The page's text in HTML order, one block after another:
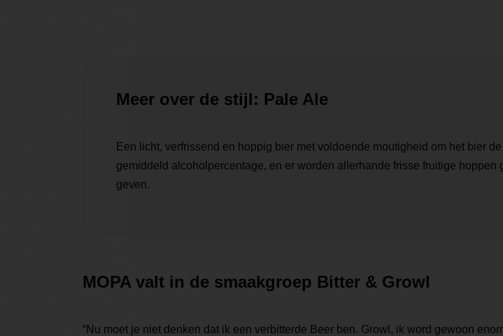
Meer over de stijl: Pale Ale
Een licht, verfrissend en hoppig bier met voldoende moutigheid om het bier
gemiddeld alcoholpercentage, en er worden allerhande frisse fruitige
geven.
MOPA valt in de smaakgroep Bitter & Growl
“Nu moet je niet denken dat ik een verbitterde Beer ben. Growl, ik word gewoon